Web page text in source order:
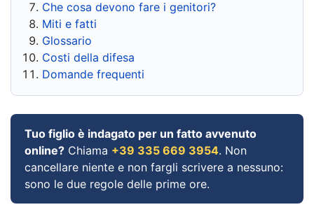
Che cosa devono fare i genitori?
Miti e fatti
Glossario
Costi della difesa
Domande frequenti
Tuo figlio è indagato per un fatto avvenuto
online? Chiama +39 335 669 3954. Non
cancellare niente e non fargli scrivere a nessuno:
sono le due regole delle prime ore.